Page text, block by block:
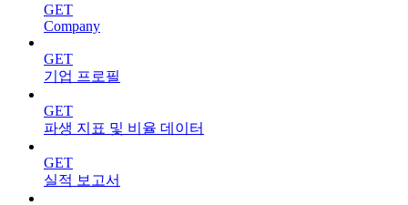
GET
Company
GET
기업 프로필
GET
파생 지표 및 비율 데이터
GET
실적 보고서